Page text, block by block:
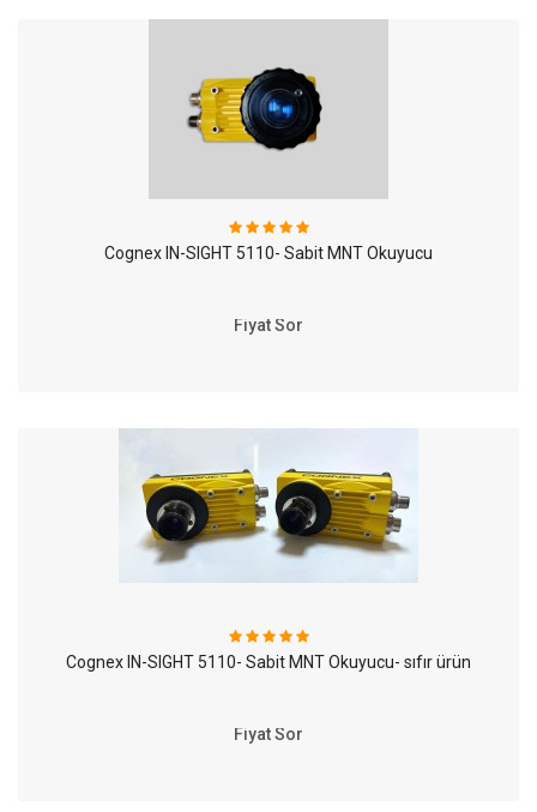
Cognex IN-SIGHT 5110- Sabit MNT Okuyucu
Fiyat Sor
Cognex IN-SIGHT 5110- Sabit MNT Okuyucu- sıfır ürün
Fiyat Sor